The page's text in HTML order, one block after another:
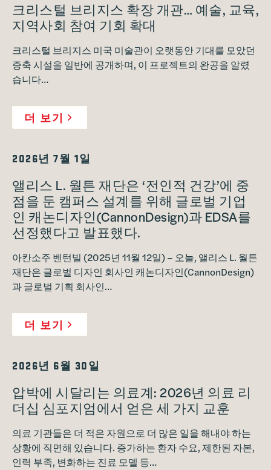
크리스털 브리지스 확장 개관… 예술, 교육,
지역사회 참여 기회 확대
크리스털 브리지스 미국 미술관이 오랫동안 기대를 모았던
증축 시설을 일반에 공개하며, 이 프로젝트의 완공을 알렸
습니다…
더 보기
2026년 7월 1일
앨리스 L. 월튼 재단은 ‘전인적 건강’에 중
점을 둔 캠퍼스 설계를 위해 글로벌 기업
인 캐논디자인(CannonDesign)과 EDSA를
선정했다고 발표했다.
아칸소주 벤턴빌 (2025년 11월 12일) – 오늘, 앨리스 L. 월튼
재단은 글로벌 디자인 회사인 캐논디자인(CannonDesign)
과 글로벌 기획 회사인…
더 보기
2026년 6월 30일
압박에 시달리는 의료계: 2026년 의료 리
더십 심포지엄에서 얻은 세 가지 교훈
의료 기관들은 더 적은 자원으로 더 많은 일을 해내야 하는
상황에 직면해 있습니다. 증가하는 환자 수요, 제한된 자본,
인력 부족, 변화하는 진료 모델 등…